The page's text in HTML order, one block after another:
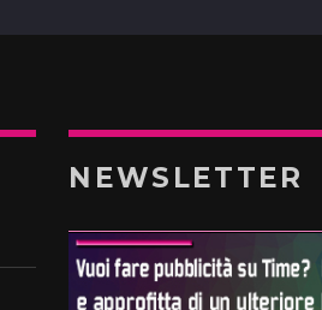
NEWSLETTER